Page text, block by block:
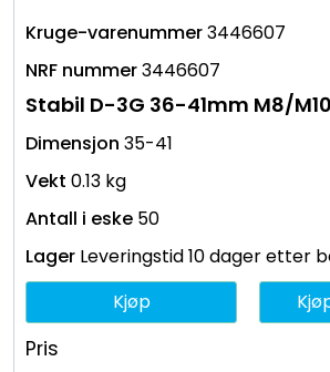
3446607
3446607
Stabil D-3G 36-41mm M8/
35-41
0.13 kg
50
Leveringstid 10 dager etter
Pris
Kjøp